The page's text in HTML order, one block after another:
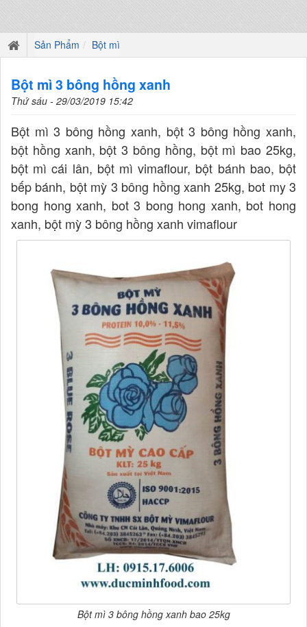
Sản Phẩm Bột mì
Bột mì 3 bông hồng xanh
Thứ sáu - 29/03/2019 15:42
Bột mì 3 bông hồng xanh, bột 3 bông hồng xanh,
bột hồng xanh, bột 3 bông hồng, bột mì bao 25kg,
bột mì cái lân, bột mì vimaflour, bột bánh bao, bột
bếp bánh, bột mỳ 3 bông hồng xanh 25kg, bot my 3
bong hong xanh, bot 3 bong hong xanh, bot hong
xanh, bột mỳ 3 bông hồng xanh vimaflour
Bột mì 3 bông hồng xanh bao 25kg